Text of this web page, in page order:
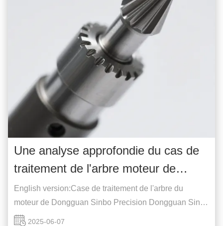
Une analyse approfondie du cas de
traitement de l'arbre moteur de
Dongguan Sinbo Precision
English version:Case de traitement de l'arbre du
moteur de Dongguan Sinbo Precision Dongguan Sinbo
Precision Mechanical Co., Ltd., une entreprise de haute
2025-06-07